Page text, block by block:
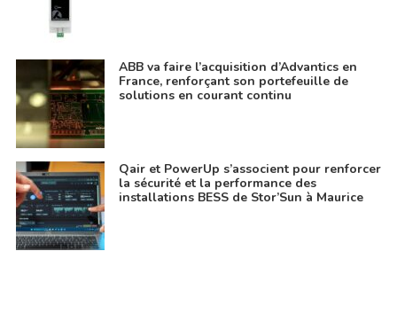
ABB va faire l’acquisition d’Advantics en
France, renforçant son portefeuille de
solutions en courant continu
Qair et PowerUp s’associent pour renforcer
la sécurité et la performance des
installations BESS de Stor’Sun à Maurice